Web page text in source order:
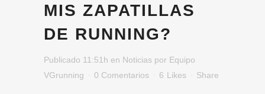
MIS ZAPATILLAS
DE RUNNING?
Publicado 11:51h en Noticias por Equipo
VGrunning
0 Comentarios 6 Likes Share